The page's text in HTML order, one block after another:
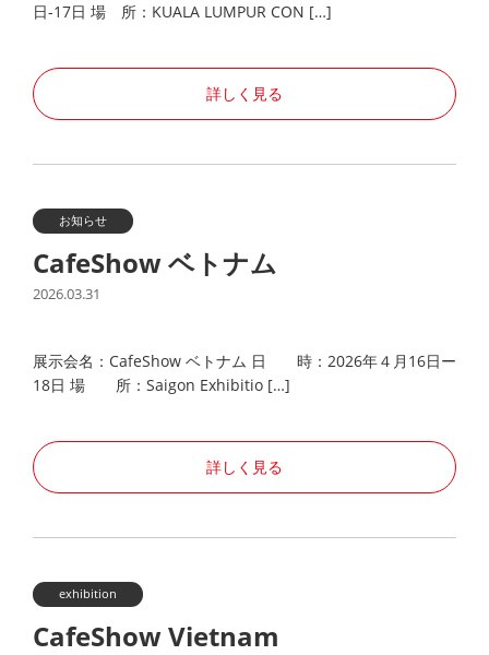
日-17日 場 所：KUALA LUMPUR CON […]
詳しく見る
お知らせ
CafeShow ベトナム
2026.03.31
展示会名：CafeShow ベトナム 日 時：2026年４月16日ー
18日 場 所：Saigon Exhibitio […]
詳しく見る
exhibition
CafeShow Vietnam